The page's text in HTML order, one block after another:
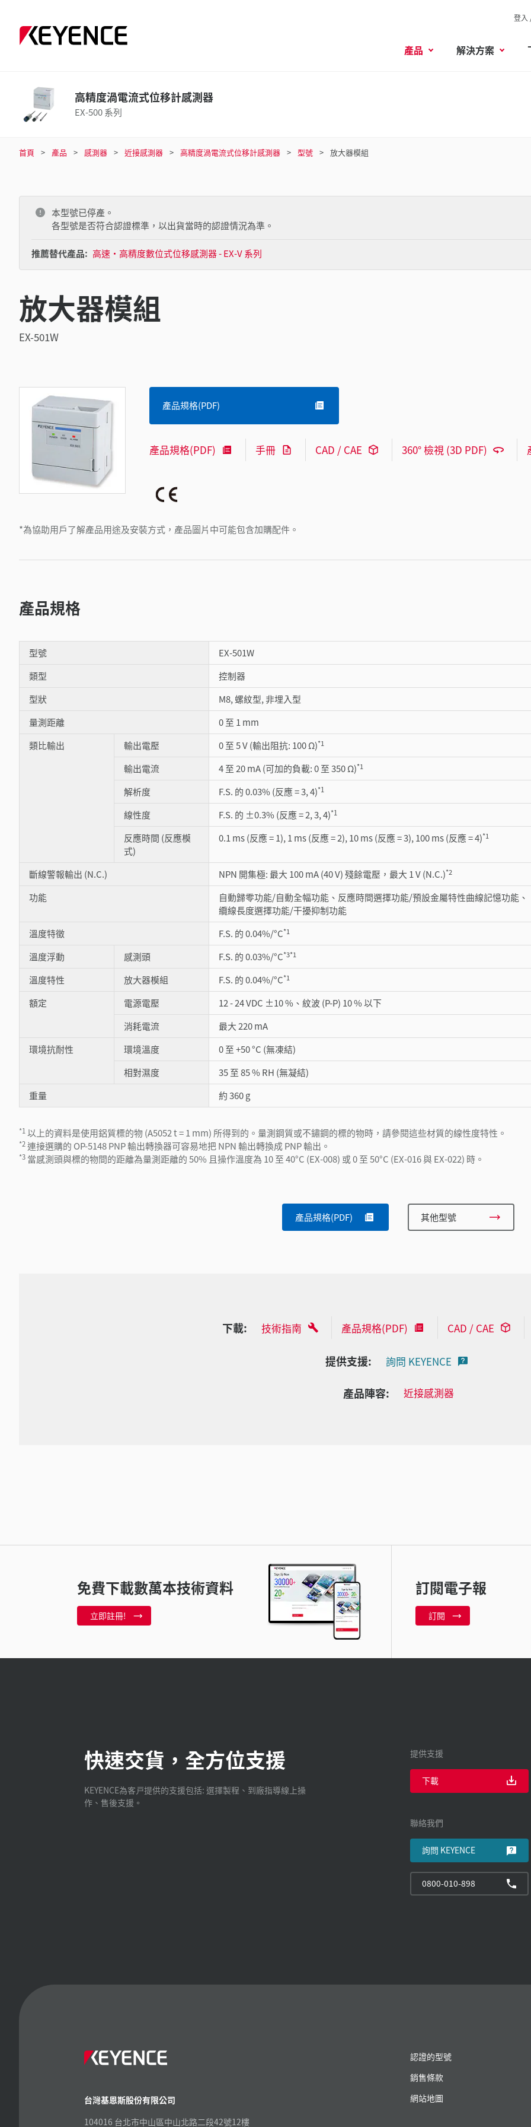
登入
產品 解決方案
高精度渦電流式位移計感測器
EX-500 系列
首頁 產品 感測器 近接感測器 高精度渦電流式位移計感測器 型號 放大器模組
本型號已停產。
各型號是否符合認證標準，以出貨當時的認證情況為準。
推薦替代產品: 高速·高精度數位式位移感測器 - EX-V 系列
放大器模組
EX-501W
*為協助用戶了解產品用途及安裝方式，產品圖片中可能包含加購配件。
產品規格(PDF)
產品規格(PDF) 手冊 CAD / CAE 360° 檢視 (3D PDF)
產品規格
型號
EX-501W
類型
控制器
型狀
M8, 螺紋型, 非埋入型
量測距離
0 至 1 mm
類比輸出
輸出電壓 0 至 5 V (輸出阻抗: 100 Ω)*1
輸出電流 4 至 20 mA (可加的負載: 0 至 350 Ω)*1
解析度 F.S. 的 0.03% (反應 = 3, 4)*1
線性度 F.S. 的 ±0.3% (反應 = 2, 3, 4)*1
反應時間 (反應模
式)
0.1 ms (反應 = 1), 1 ms (反應 = 2), 10 ms (反應 = 3), 100 ms (反應 = 4)*1
斷線警報輸出 (N.C.) NPN 開集極: 最大 100 mA (40 V) 殘餘電壓，最大 1 V (N.C.)*2
功能
自動歸零功能/自動全幅功能、反應時間選擇功能/預設金屬特性曲線記憶功能、
纜線長度選擇功能/干擾抑制功能
溫度特徵
F.S. 的 0.04%/°C*1
溫度浮動 感測頭 F.S. 的 0.03%/°C*3*1
溫度特性 放大器模組 F.S. 的 0.04%/°C*1
額定 電源電壓
12 - 24 VDC ±10 %、紋波 (P-P) 10 % 以下
消耗電流
最大 220 mA
環境抗耐性
環境溫度
0 至 +50 °C (無凍結)
相對濕度
35 至 85 % RH (無凝結)
重量
約 360 g
*1 以上的資料是使用鋁質標的物 (A5052 t = 1 mm) 所得到的。量測鋼質或不鏽鋼的標的物時，請參閱這些材質的線性度特性。
*2連接選購的 OP-5148 PNP 輸出轉換器可容易地把 NPN 輸出轉換成 PNP 輸出。
*3 當感測頭與標的物間的距離為量測距離的 50% 且操作溫度為 10 至 40°C (EX-008) 或 0 至 50°C (EX-016 與 EX-022) 時。
產品規格(PDF) 其他型號
下載: 技術指南 產品規格(PDF) CAD / CAE
提供支援: 詢問 KEYENCE
產品陣容: 近接感測器
免費下載數萬本技術資料
立即註冊!
訂閱電子報
訂閱
快速交貨，全方位支援
KEYENCE為客戸提供的支援包括: 選擇製程、到廠指導線上操
作、售後支援。
提供支援
下載
聯絡我們
詢問 KEYENCE
0800-010-898
台灣基恩斯股份有限公司
104016 台北市中山區中山北路二段42號12樓
認證的型號
銷售條款
網站地圖